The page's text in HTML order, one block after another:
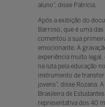
aluno”, disse Patrícia.
Após a exibição do
Barroso, que é uma
comentou a sua
emocionante. A
experiência muito
na luta pela educação
instrumento de
jovens”, disse Rozana.
Brasileira de
representativa dos 40